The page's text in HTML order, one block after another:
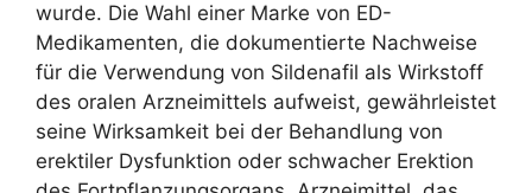
wurde. Die Wahl einer Marke von ED-
Medikamenten, die dokumentierte Nachweise
für die Verwendung von Sildenafil als Wirkstoff
des oralen Arzneimittels aufweist, gewährleistet
seine Wirksamkeit bei der Behandlung von
erektiler Dysfunktion oder schwacher Erektion